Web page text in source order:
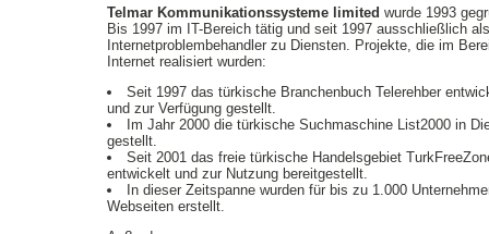
Telmar Kommunikationssysteme limited wurde 1993
Bis 1997 im IT-Bereich tätig und seit 1997 ausschließlich als
Internetproblembehandler zu Diensten. Projekte, die im
Internet realisiert wurden:
Seit 1997 das türkische Branchenbuch Telerehber
und zur Verfügung gestellt.
Im Jahr 2000 die türkische Suchmaschine List2000 in
gestellt.
Seit 2001 das freie türkische Handelsgebiet
entwickelt und zur Nutzung bereitgestellt.
In dieser Zeitspanne wurden für bis zu 1.000
Webseiten erstellt.